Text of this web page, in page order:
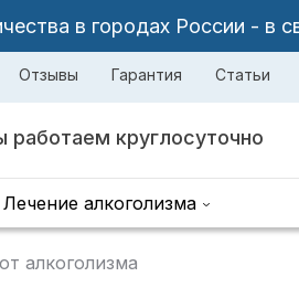
в городах России - в
Отзывы Гарантия Статьи
работаем круглосуточно
Лечение алкоголизма
алкоголизма